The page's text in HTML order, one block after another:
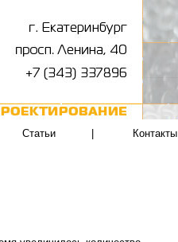
Статьи Контакты